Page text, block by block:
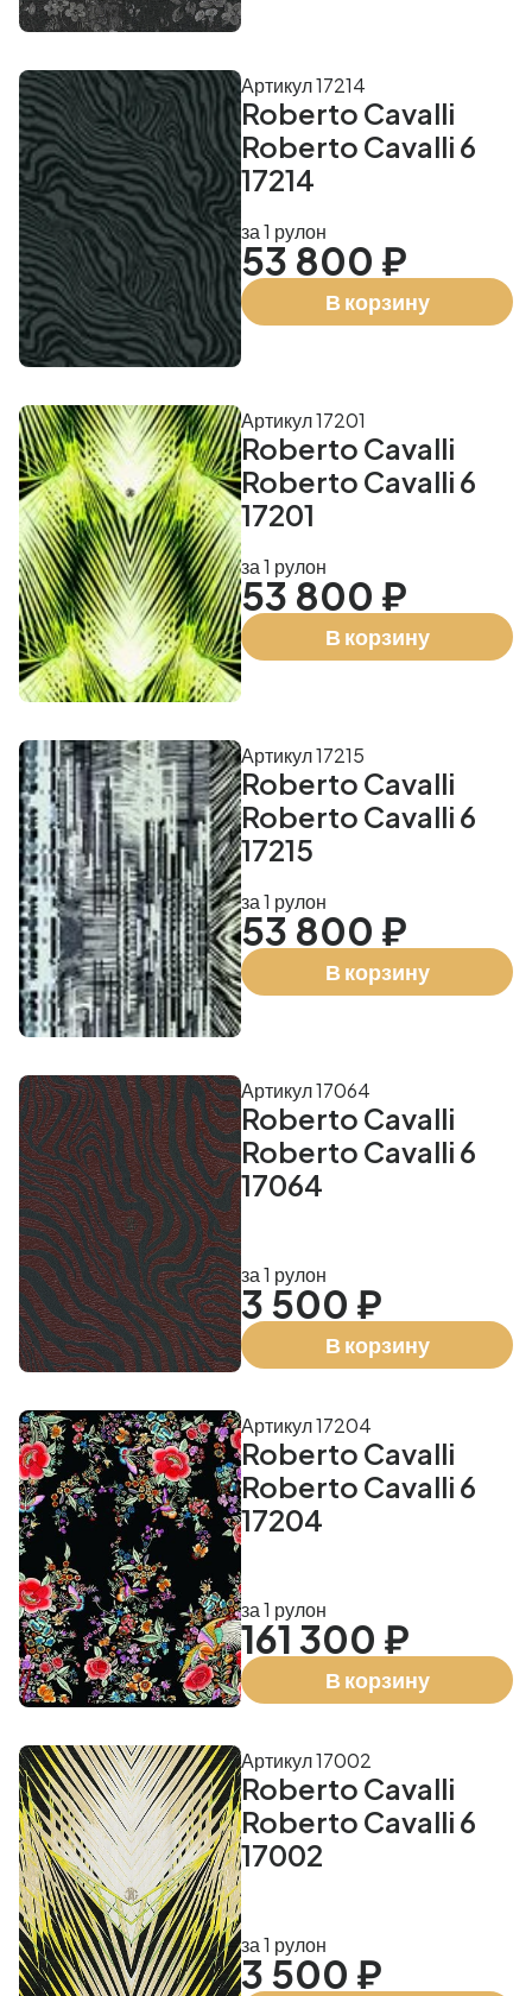
Roberto Cavalli
Roberto Cavalli 6
17214
Артикул 17214
за 1 рулон
53 800 ₽
В корзину
Roberto Cavalli
Roberto Cavalli 6
17201
Артикул 17201
за 1 рулон
53 800 ₽
В корзину
Roberto Cavalli
Roberto Cavalli 6
17215
Артикул 17215
за 1 рулон
53 800 ₽
В корзину
Roberto Cavalli
Roberto Cavalli 6
17064
Артикул 17064
за 1 рулон
3 500 ₽
В корзину
Roberto Cavalli
Roberto Cavalli 6
17204
Артикул 17204
за 1 рулон
161 300 ₽
В корзину
Roberto Cavalli
Roberto Cavalli 6
17002
Артикул 17002
за 1 рулон
3 500 ₽